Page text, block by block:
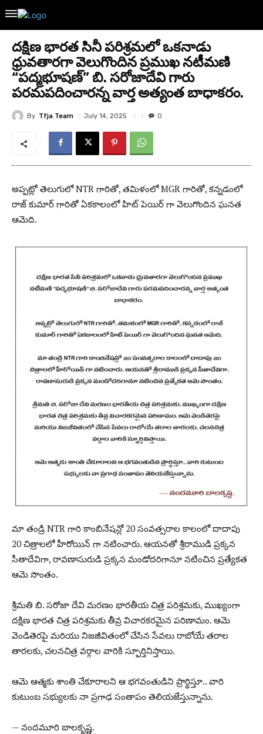
దక్షిణ భారత సినీ పరిశ్రమలో ఒకనాడు
ధ్రువతారగా వెలుగొందిన ప్రముఖ నటీమణి
“పద్మభూషణ్” బి. సరోజాదేవి గారు
పరమపదించారన్న వార్త అత్యంత బాధాకరం.
By Tfja Team July 14, 2025 0
అప్పట్లో తెలుగులో NTR గారితో, తమిళంలో MGR గారితో, కన్నడంలో
రాజ్ కుమార్ గారితో ఏకకాలంలో హిట్ పెయిర్ గా వెలుగొందిన ఘనత
ఆమెది.
మా తండ్రి NTR గారి కాంబినేషన్లో 20 సంవత్సరాల కాలంలో దాదాపు
20 చిత్రాలలో హీరోయిన్ గా నటించారు. ఆయనతో శ్రీరాముడి ప్రక్కన
సీతాదేవిగా, రావణాసురుడి ప్రక్కన మండోదరిగానూ నటించిన ప్రత్యేకత
ఆమె సొంతం.
శ్రీమతి బి. సరోజా దేవి మరణం భారతీయ చిత్ర పరిశ్రమకు, ముఖ్యంగా
దక్షిణ భారత చిత్ర పరిశ్రమకు తీవ్ర విచారకరమైన పరిణామం. ఆమె
వెండితెరపై మరియు నిజజీవితంలో చేసిన సేవలు రాబోయే తరాల
తారలకు, చలనచిత్ర వర్గాల వారికి స్ఫూర్తినిస్తాయి.
ఆమె ఆత్మకు శాంతి చేకూరాలని ఆ భగవంతుడిని ప్రార్థిస్తూ.. వారి
కుటుంబ సభ్యులకు నా ప్రగాఢ సంతాపం తెలియజేస్తున్నాను.
— నందమూరి బాలకృష్ణ.